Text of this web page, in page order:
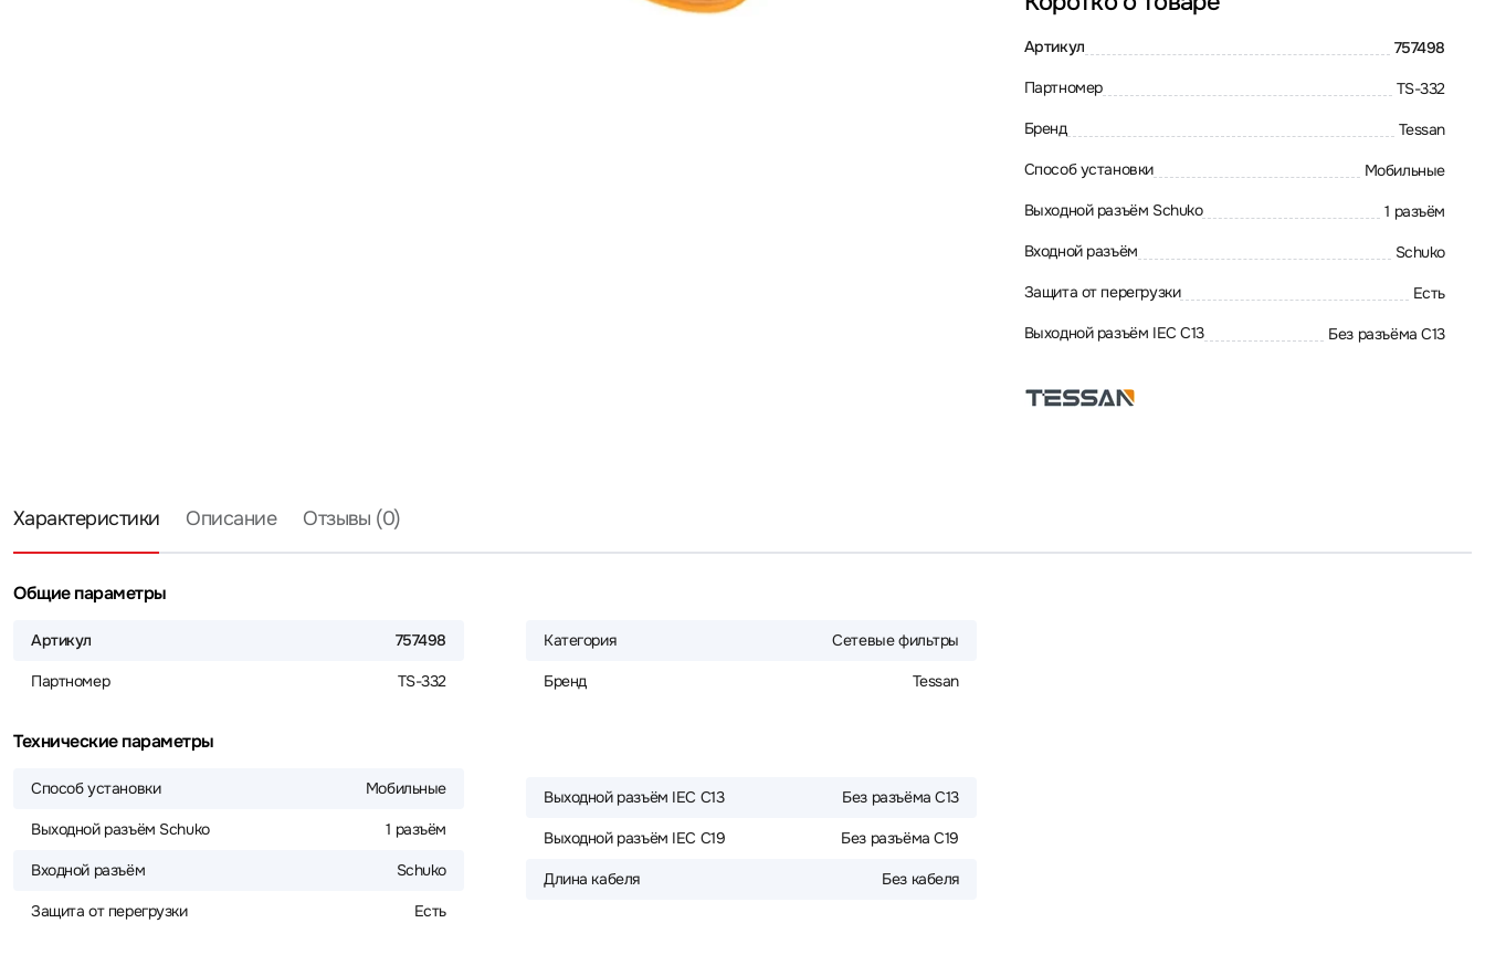
Артикул 757498
Партномер TS-332
Бренд Tessan
Способ установки Мобильные
Выходной разъём Schuko 1 разъём
Входной разъём Schuko
Защита от перегрузки Есть
Выходной разъём IEC C13 Без разъёма C13
Характеристики Описание Отзывы (0)
Общие параметры
Артикул 757498
Партномер TS-332
Категория Сетевые фильтры
Бренд Tessan
Технические параметры
Способ установки Мобильные
Выходной разъём Schuko 1 разъём
Входной разъём Schuko
Защита от перегрузки Есть
Выходной разъём IEC C13 Без разъёма C13
Выходной разъём IEC C19 Без разъёма C19
Длина кабеля Без кабеля